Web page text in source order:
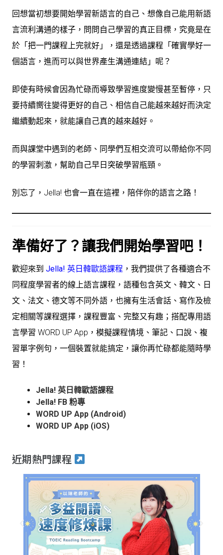
回想當初想要開始學習新語言的自己、想像自己能用新語
言流利溝通的樣子，問問自己學習的真正目標，究竟是在
於「把一門課程上完就好」，還是透過課程「確實學好一
個語言，進而可以與世界產生溝通連結」呢？
即使有時候會因為忙碌而導致學習進度變慢甚至暫停，只
要持續嚮往變得更好的自己、相信自己能越來越好而決定
繼續動起來，就能讓自己真的越來越好。
而與課堂中遇到的老師、同學們互相交流可以帶給你不同
的學習刺激，幫助自己早日突破學習瓶頸。
別忘了，Jella! 也會一直在這裡，陪伴你的語言之路！
準備好了？讓我們開始學習吧！
歡迎來到 Jella! 英日韓歐語課程 ，我們提供了各種適合不
同程度學習者的線上語言課程，語種包含英文、韓文、日
文、法文、德文等不同外語，也擁有生活會話、寫作及檢
定相關等課程選擇，課程豐富、完整又有趣；搭配專用語
言學習 WORD UP App，模擬課程情境、筆記、口說、複
習單字例句，一個裝置就能搞定，讓你再忙碌都能隨時學
習！
Jella! 英日韓歐語課程
Jella! FB 粉專
WORD UP App (Android)
WORD UP App (iOS)
近期熱門課程